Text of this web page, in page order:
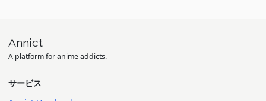
Annict
A platform for anime addicts.
サービス